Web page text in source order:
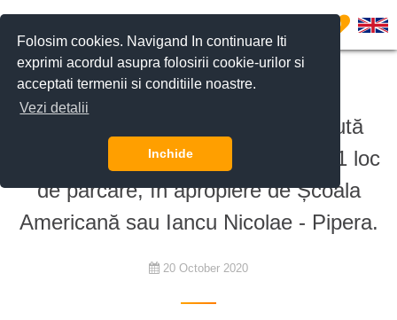
Folosim cookies. Navigand In continuare Iti
exprimi acordul asupra folosirii cookie-urilor si
acceptati termenii si conditiile noastre.
Vezi detalii
Inchide
0
De cumpărat
Familie cu 2 copii, din Turcia, caută
apartament cu minim 3 camere și 1 loc
de parcare, în apropiere de Școala
Americană sau Iancu Nicolae - Pipera.
20 October 2020